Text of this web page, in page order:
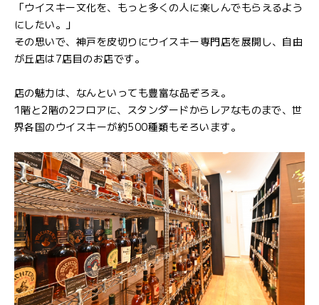
「ウイスキー文化を、もっと多くの人に楽しんでもらえるよう
にしたい。」
その思いで、神戸を皮切りにウイスキー専門店を展開し、自由
が丘店は7店目のお店です。
店の魅力は、なんといっても豊富な品ぞろえ。
1階と2階の2フロアに、スタンダードからレアなものまで、世
界各国のウイスキーが約500種類もそろいます。